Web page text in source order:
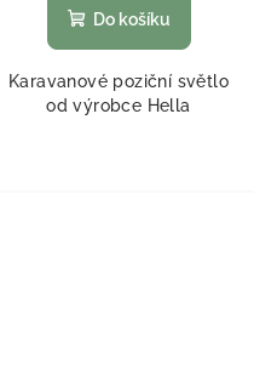
Do košíku
Karavanové poziční světlo
od výrobce Hella